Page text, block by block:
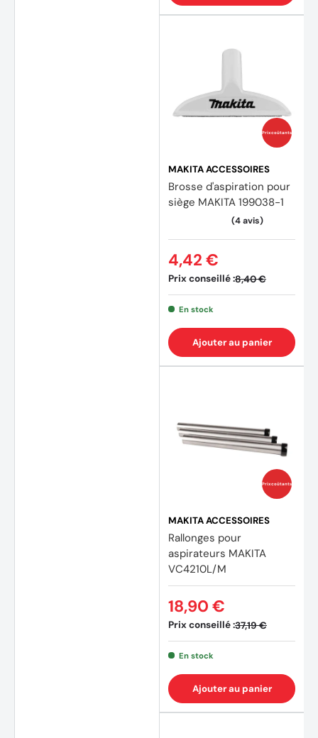
Prix coûtants
MAKITA ACCESSOIRES
Brosse d'aspiration pour
siège MAKITA 199038-1
Prix conseillé :8,40 €
4,42 €
En stock
Ajouter au panier
Prix coûtants
MAKITA ACCESSOIRES
Rallonges pour
aspirateurs MAKITA
VC4210L/M
Prix conseillé :37,19 €
18,90 €
En stock
Ajouter au panier